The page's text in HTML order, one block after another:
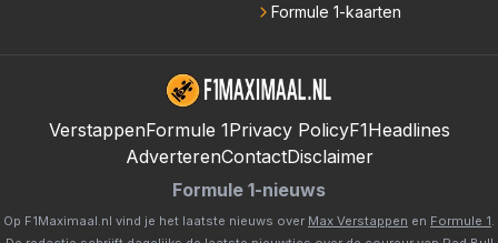
Formule 1-kaarten
VerstappenFormule 1Privacy PolicyF1Headlines
AdverterenContactDisclaimer
Formule 1-nieuws
Op F1Maximaal.nl vind je het laatste nieuws over Max Verstappen en Formule 1